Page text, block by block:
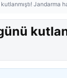
Jandarma